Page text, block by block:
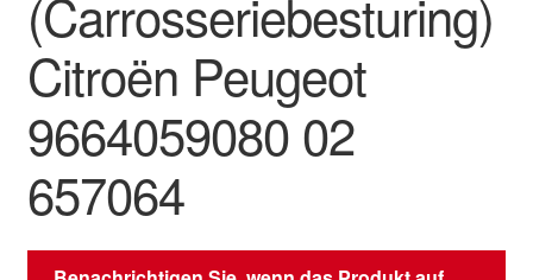
(Carrosseriebesturing)
Citroën Peugeot
9664059080 02
657064